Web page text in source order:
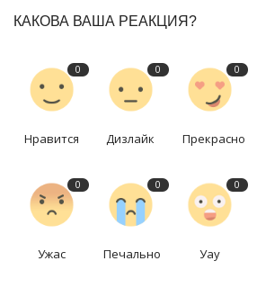
КАКОВА ВАША РЕАКЦИЯ?
0
Нравится
0
Дизлайк
0
Прекрасно
0
Ужас
0
Печально
0
Уау